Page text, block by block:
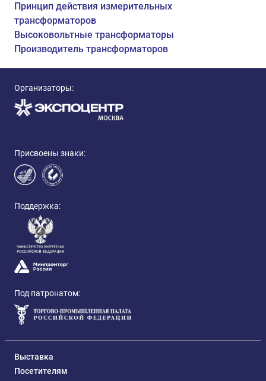
Принцип действия измерительных
трансформаторов
Высоковольтные трансформаторы
Производитель трансформаторов
Организаторы:
Присвоены знаки:
Поддержка:
Под патронатом:
Выставка
Посетителям